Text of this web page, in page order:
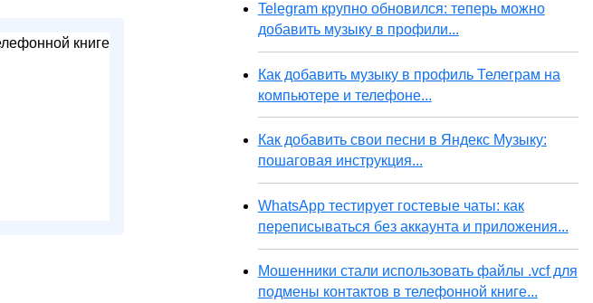
Telegram крупно обновился: теперь можно
добавить музыку в профили...
Как добавить музыку в профиль Телеграм на
компьютере и телефоне...
Как добавить свои песни в Яндекс Музыку:
пошаговая инструкция...
WhatsApp тестирует гостевые чаты: как
переписываться без аккаунта и приложения...
Мошенники стали использовать файлы .vcf для
подмены контактов в телефонной книге...